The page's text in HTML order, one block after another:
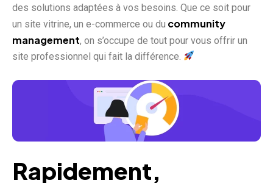
des solutions adaptées à vos besoins. Que ce soit pour
un site vitrine, un e-commerce ou du community
management, on s’occupe de tout pour vous offrir un
site professionnel qui fait la différence.
Rapidement,